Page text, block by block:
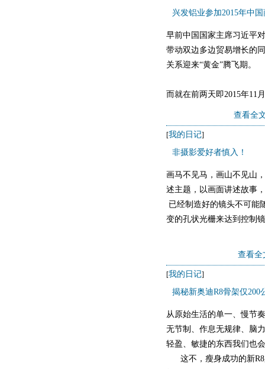
兴发铝业参加2015年中
早前中国国家主席习近平
带动双边多边贸易增长的
关系迎来“黄金”腾飞期。
而就在前两天即2015年11
展览会，兴发铝业借此国
&
查看全
[我的日记]
非摄影爱好者慎入！
画马不见马，画山不见山
述主题，以画面讲述故事
已经制造好的镜头不可能
变的孔状光栅来达到控制
若用单反拍视频，用支
查看全
[我的日记]
揭秘新奥迪R8骨架仅200
从原始生活的单一、慢节
无节制、作息无规律、脑
轻盈、敏捷的东西我们也
这不，瘦身成功的新R8